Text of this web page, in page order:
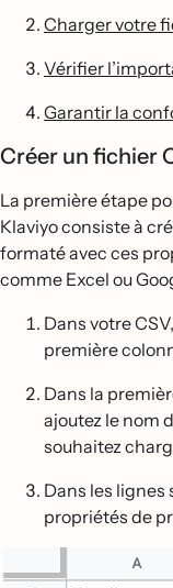
Charger votre
Vérifier
Garantir la
Créer un fichier
La première étape
Klaviyo consiste à
formaté avec ces
comme Excel ou
Dans votre
première
Dans la
ajoutez le nom
souhaitez
Dans les lignes
propriétés de